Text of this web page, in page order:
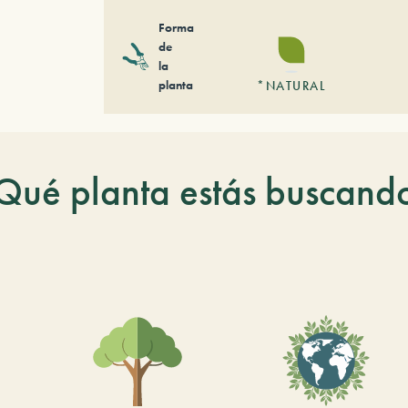
Forma
de
la
planta
*NATURAL
planta estás